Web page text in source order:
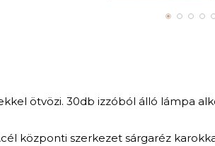
ötvözi. 30db izzóból álló lámpa
központi szerkezet sárgaréz